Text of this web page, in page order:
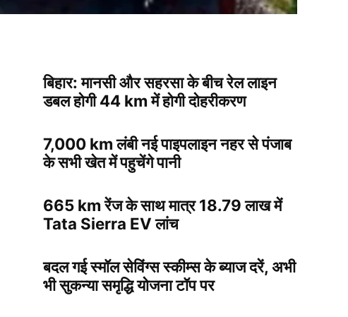
बिहार: मानसी और सहरसा के बीच रेल लाइन
डबल होगी 44 km में होगी दोहरीकरण
7,000 km लंबी नई पाइपलाइन नहर से पंजाब
के सभी खेत में पहुचेंगे पानी
665 km रेंज के साथ मात्र 18.79 लाख में
Tata Sierra EV लांच
बदल गई स्मॉल सेविंग्स स्कीम्स के ब्याज दरें, अभी
भी सुकन्या समृद्धि योजना टॉप पर